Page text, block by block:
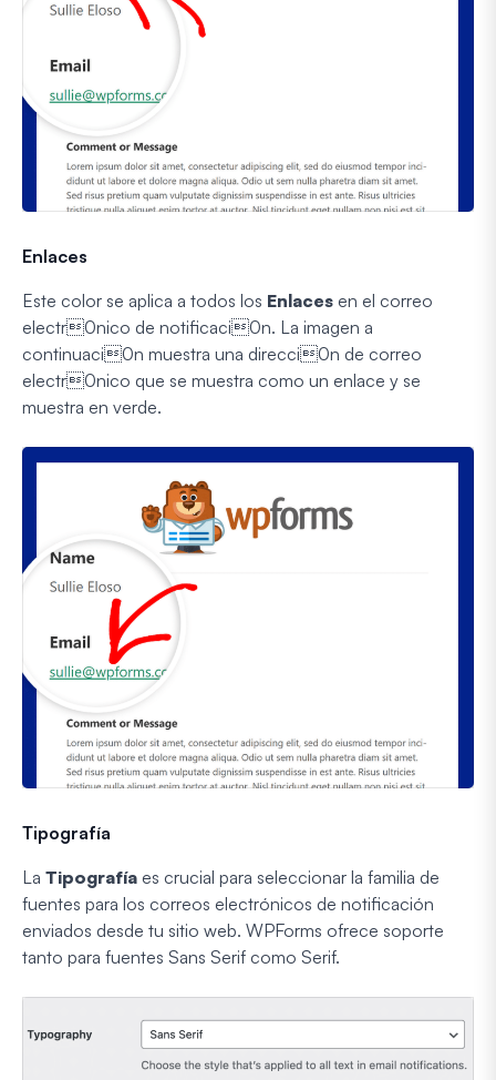
Enlaces
Este color se aplica a todos los Enlaces en el correo
electr0nico de notificaci0n. La imagen a
continuaci0n muestra una direcci0n de correo
electr0nico que se muestra como un enlace y se
muestra en verde.
Tipografía
La Tipografía es crucial para seleccionar la familia de
fuentes para los correos electrónicos de notificación
enviados desde tu sitio web. WPForms ofrece soporte
tanto para fuentes Sans Serif como Serif.